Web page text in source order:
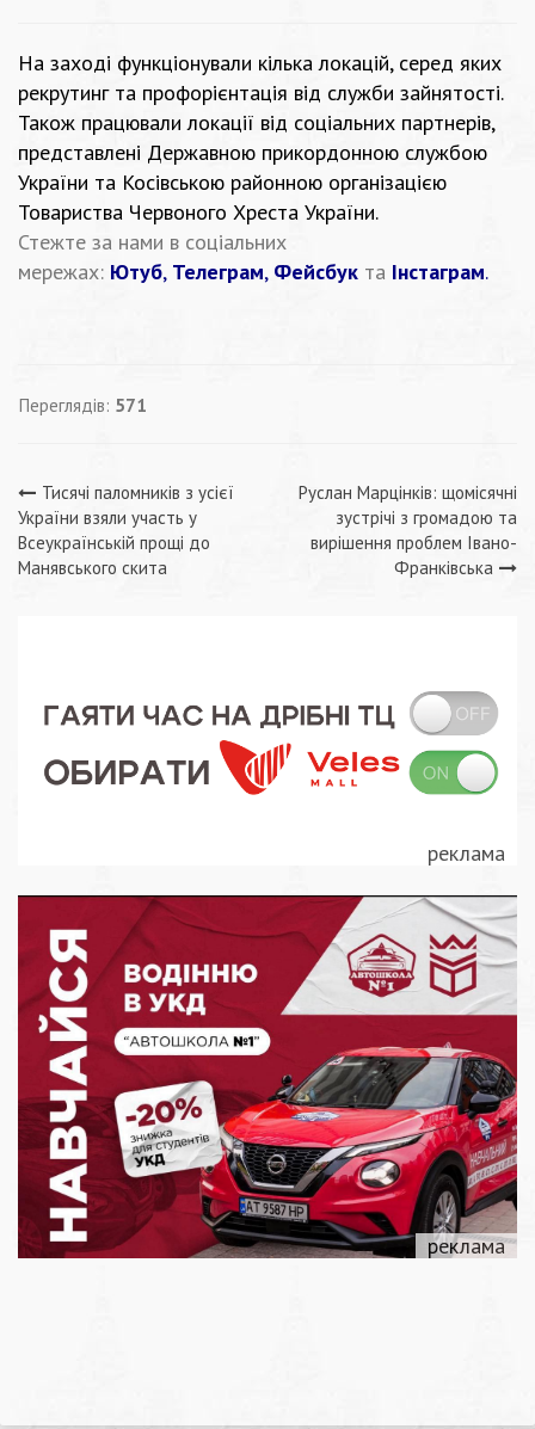
На заході функціонували кілька локацій, серед яких
рекрутинг та профорієнтація від служби зайнятості.
Також працювали локації від соціальних партнерів,
представлені Державною прикордонною службою
України та Косівською районною організацією
Товариства Червоного Хреста України.
Стежте за нами в соціальних
мережах: Ютуб, Телеграм, Фейсбук та Інстаграм.
Переглядів: 571
Навігація
записів
Тисячі паломників з усієї
України взяли участь у
Всеукраїнській прощі до
Манявського скита
Руслан Марцінків: щомісячні
зустрічі з громадою та
вирішення проблем Івано-
Франківська